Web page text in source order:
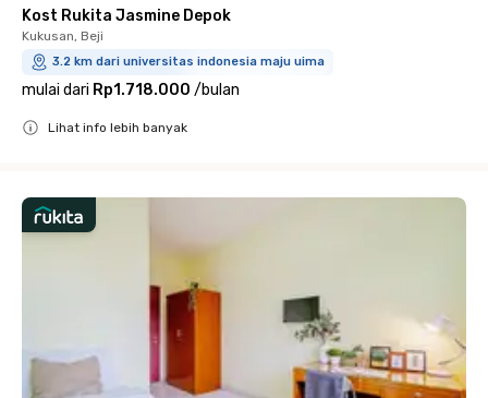
Kost Rukita Jasmine Depok
Kukusan, Beji
3.2 km dari universitas indonesia maju uima
mulai dari Rp1.718.000 /bulan
Lihat info lebih banyak